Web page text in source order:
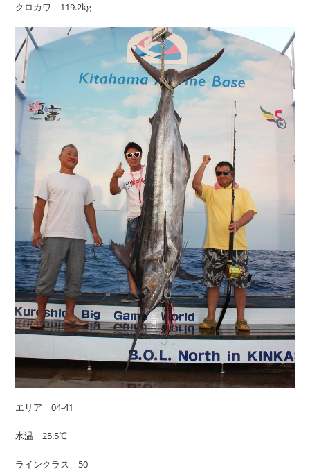
クロカワ 119.2kg
エリア 04-41
水温 25.5℃
ラインクラス 50